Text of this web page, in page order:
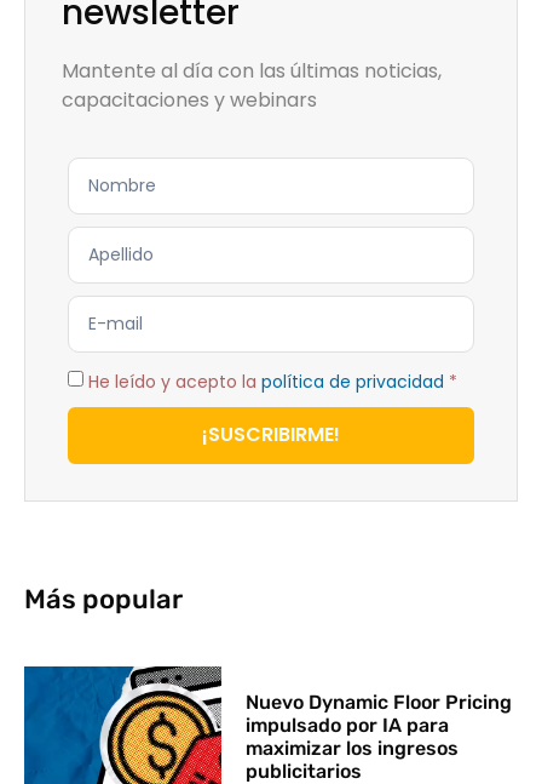
newsletter
Mantente al día con las últimas noticias,
capacitaciones y webinars
He leído y acepto la política de privacidad *
¡SUSCRIBIRME!
Más popular
Nuevo Dynamic Floor Pricing
impulsado por IA para
maximizar los ingresos
publicitarios